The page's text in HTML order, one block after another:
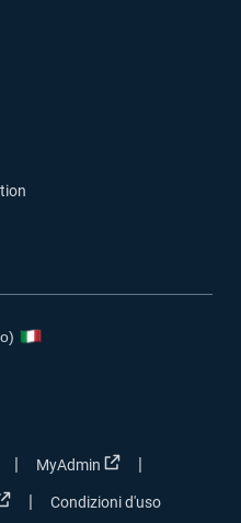
finestra
finestra
| MyAdmin Apri in una
|
Apri in una nuova finestra
| Condizioni d'uso